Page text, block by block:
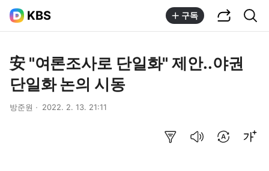
KBS 구독
安 "여론조사로 단일화" 제안..야권
단일화 논의 시동
방준원 2022. 2. 13. 21:11